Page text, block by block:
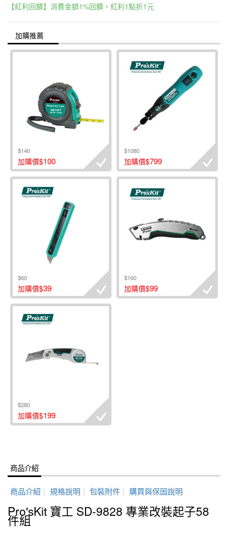
【紅利回饋】消費金額1%回饋，紅利1點折1元
加購推薦
$140
加購價$100
$1080
加購價$799
$60
加購價$39
$160
加購價$99
$280
加購價$199
商品介紹
商品介紹 | 規格說明 | 包裝附件 | 購買與保固說明
Pro'sKit 寶工 SD-9828 專業改裝起子58
件組